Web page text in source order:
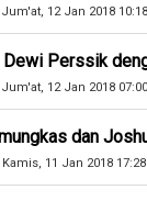
Jum'at, 12 Jan 2018
Perssik
Jum'at, 12 Jan 2018
dan
Kamis, 11 Jan 2018 17:28